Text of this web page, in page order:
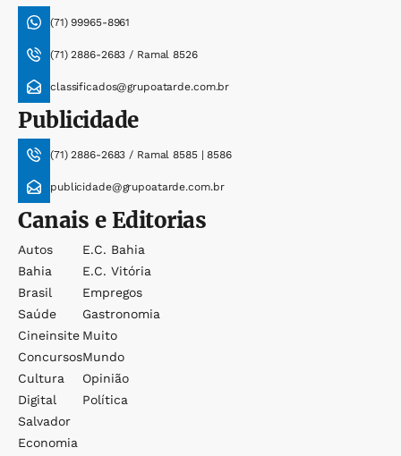
(71) 99965-8961
(71) 2886-2683 / Ramal 8526
classificados@grupoatarde.com.br
Publicidade
(71) 2886-2683 / Ramal 8585 | 8586
publicidade@grupoatarde.com.br
Canais e Editorias
Autos
Bahia
Brasil
Saúde
Cineinsite
Concursos
Cultura
Digital
Salvador
Economia
E.c. Bahia
E.c. Vitória
Empregos
Gastronomia
Muito
Mundo
Opinião
Política